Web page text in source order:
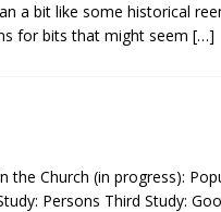
a bit like some historical
for bits that might seem […]
the Church (in progress):
Persons Third Study: